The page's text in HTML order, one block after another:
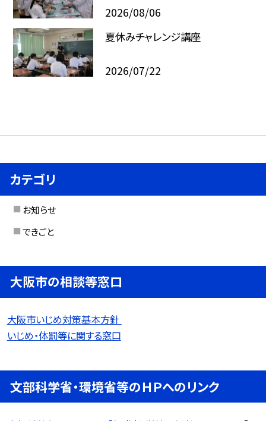
2026/08/06
夏休みチャレンジ講座
2026/07/22
カテゴリ
お知らせ
できごと
大阪市の相談等窓口
大阪市いじめ対策基本方針
いじめ・体罰等に関する窓口
文部科学省・環境省等のＨＰへのリンク